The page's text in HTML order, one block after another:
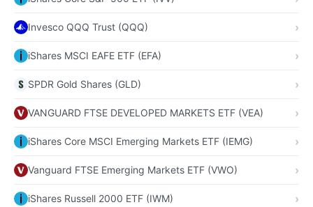
Invesco QQQ Trust (QQQ)
iShares MSCI EAFE ETF (EFA)
SPDR Gold Shares (GLD)
VANGUARD FTSE DEVELOPED MARKETS ETF (VEA)
iShares Core MSCI Emerging Markets ETF (IEMG)
Vanguard FTSE Emerging Markets ETF (VWO)
iShares Russell 2000 ETF (IWM)